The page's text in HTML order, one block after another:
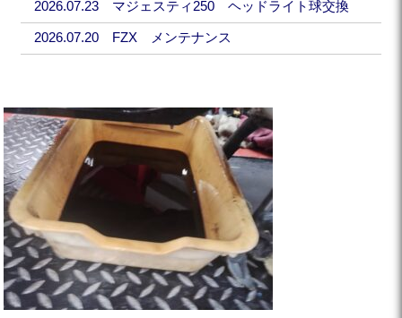
2026.07.23 マジェスティ250 ヘッドライト球交換
2026.07.20 FZX メンテナンス